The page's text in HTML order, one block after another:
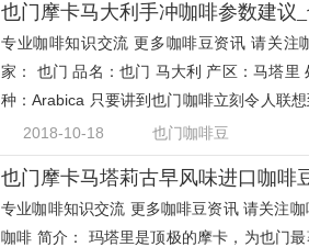
也门摩卡马大利手冲咖啡参数建议
专业咖啡知识交流 更多咖啡豆资讯 请关注
家： 也门 品名：也门 马大利 产区：马塔里
种：Arabica 只要讲到也门咖啡立刻令人联
也门的
2018-10-18 也门咖啡豆
专业咖啡知识交流 更多咖啡豆资讯 请关注
咖啡 简介： 玛塔里是顶极的摩卡，为也门